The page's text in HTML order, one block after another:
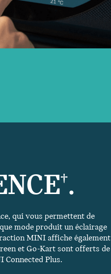
†.
qui vous permettent de
mode produit un éclairage
MINI affiche également
et Go-Kart sont offerts de
Connected Plus.